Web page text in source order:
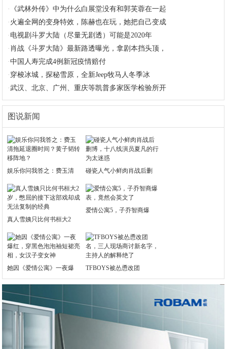
·
《武林外传》中为什么白展堂没有和郭芙蓉在一起
· 火遍全网的变身特效，陈赫也在玩，她把自己变成
· 电视剧斗罗大陆（尽量无剧透）可能是2020年
· 肖战《斗罗大陆》最新路透曝光，拿剧本挡头顶，
·中国人寿完成4例新冠疫情赔付
· 穿梭冰城，探秘雪原，全新Jeep牧马人冬季冰
·武汉、北京、广州、重庆等凯普多家医学检验所开
图说新闻
娱乐你问我答之：费玉清 碰瓷人气小鲜肉肖战后删
真人雪姨只比何书桓大2
爱情公寓5，子乔智商爆
她因《爱情公寓》一夜爆 TFBOYS被怂恿改团